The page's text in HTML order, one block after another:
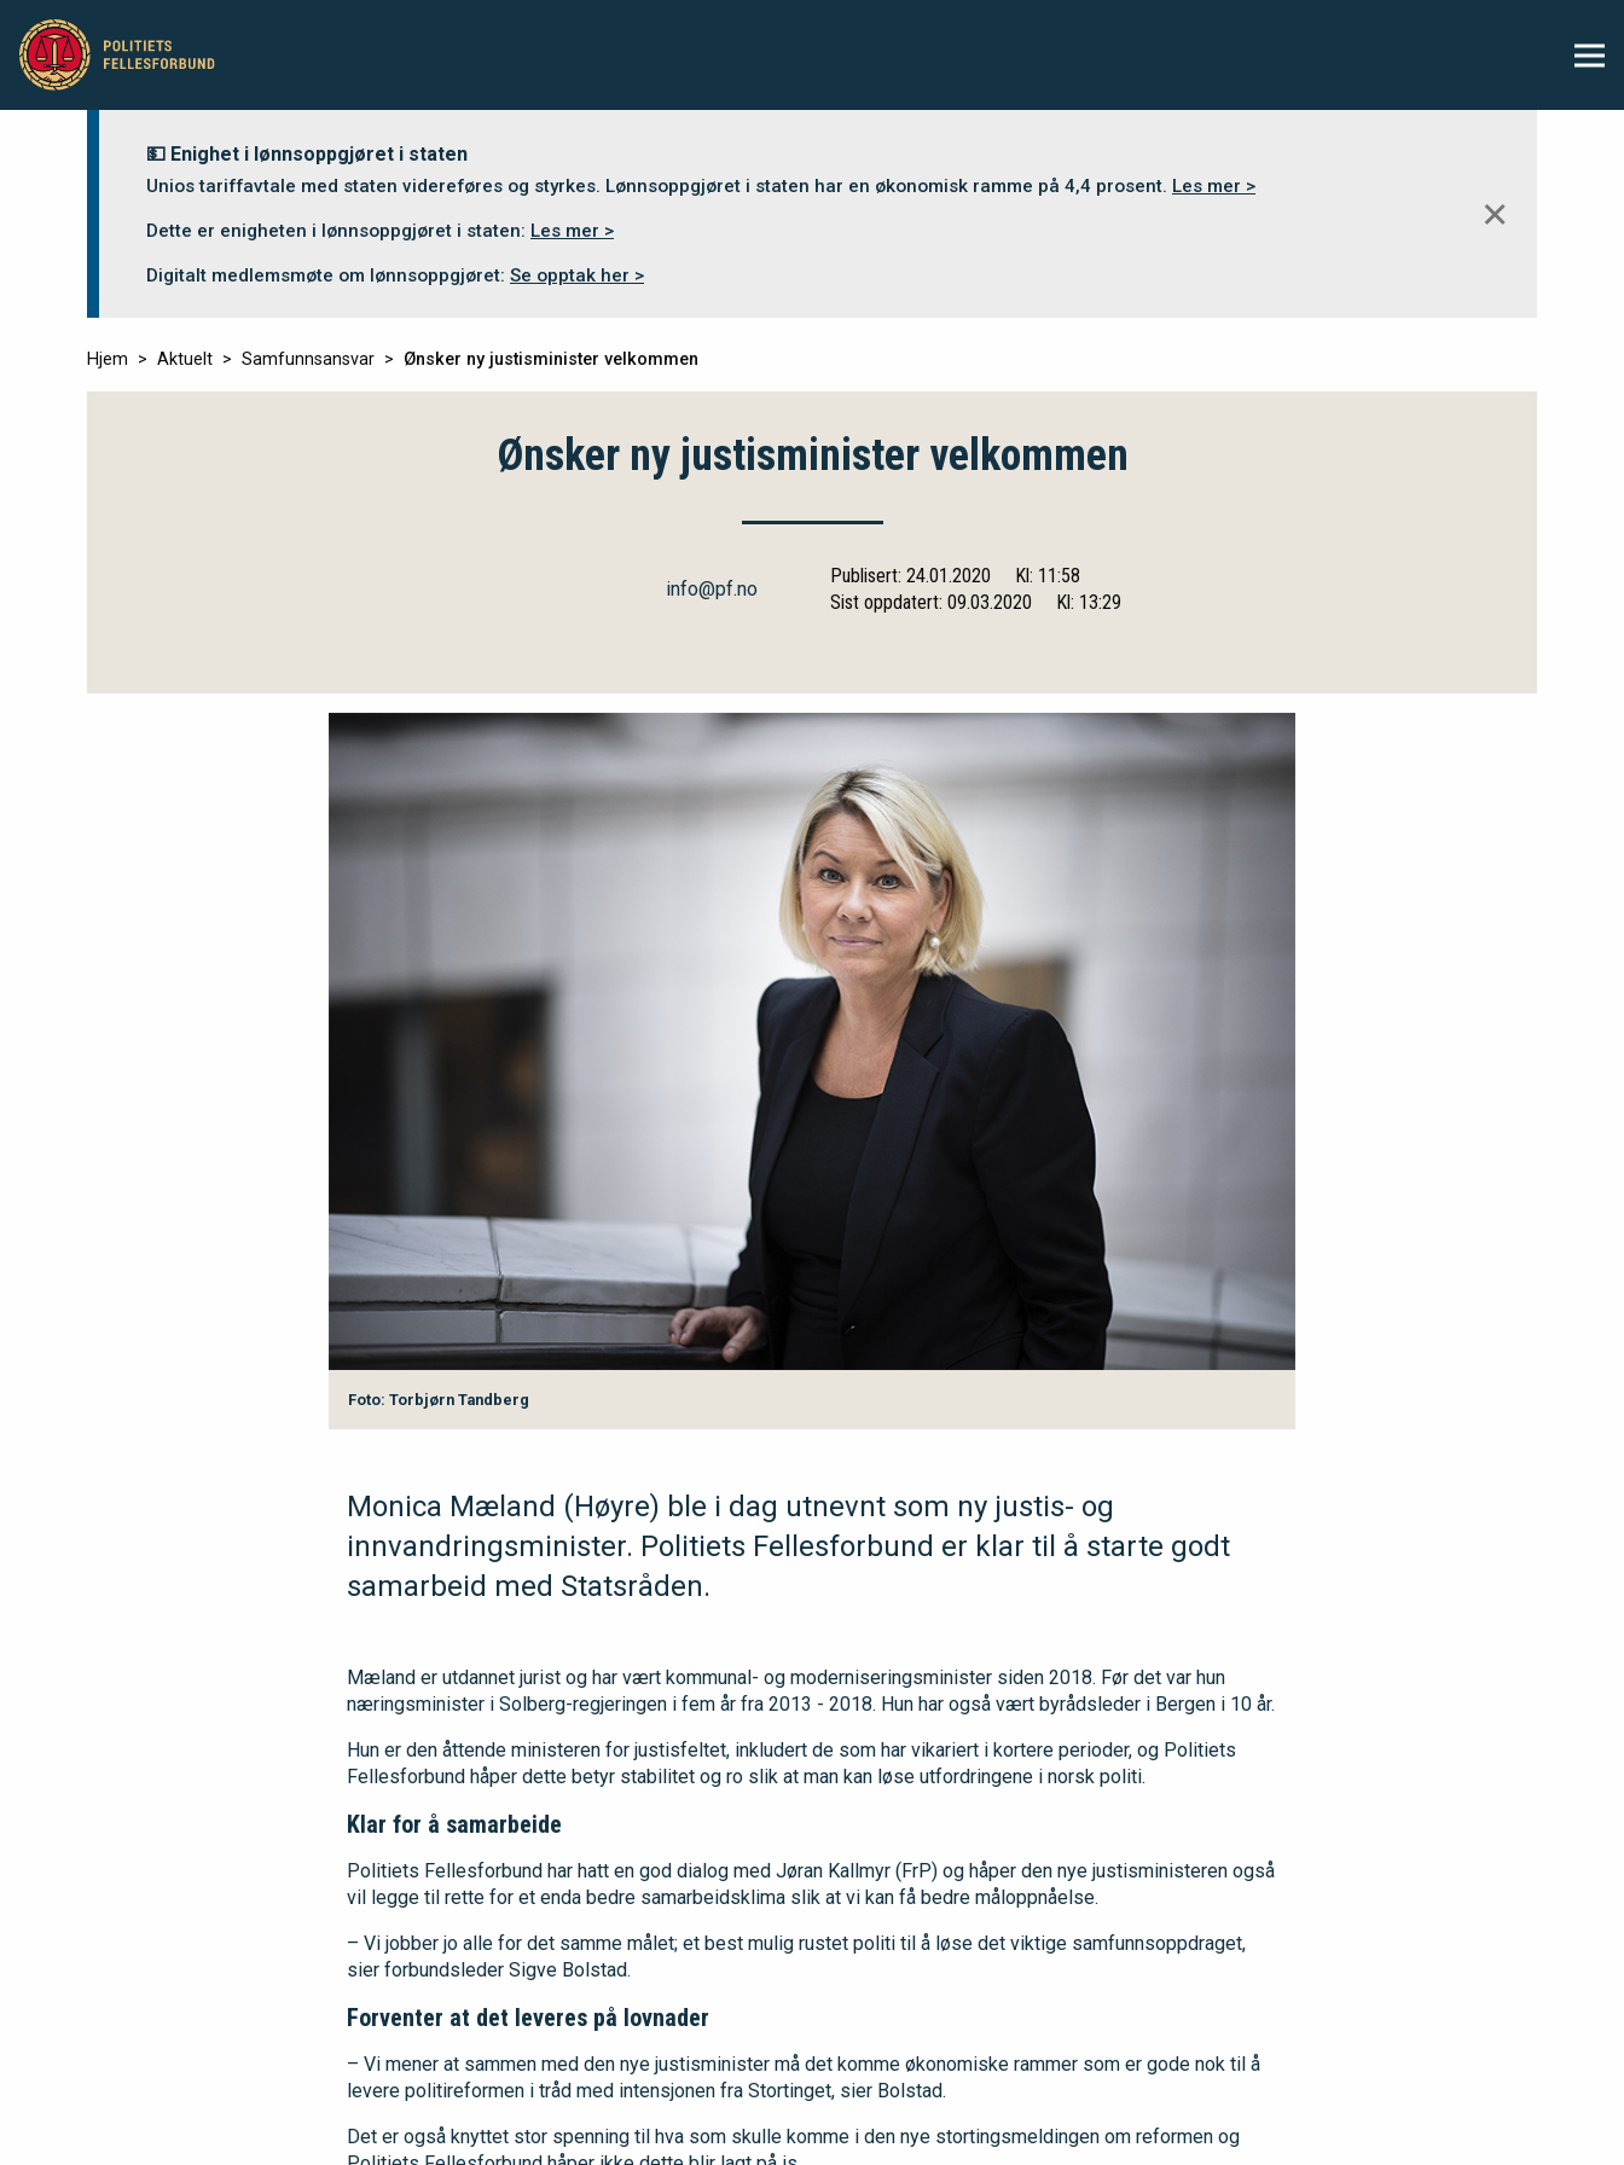
💵 Enighet i lønnsoppgjøret i staten
Unios tariffavtale med staten videreføres og styrkes. Lønnsoppgjøret i staten har en økonomisk ramme på 4,4 prosent. Les mer >
Dette er enigheten i lønnsoppgjøret i staten: Les mer >
Digitalt medlemsmøte om lønnsoppgjøret: Se opptak her >
✕
Hjem Aktuelt Samfunnsansvar Ønsker ny justisminister velkommen
Ønsker ny justisminister velkommen
info@pf.no
Publisert: 24.01.2020
Kl: 11:58
Sist oppdatert: 09.03.2020
Kl: 13:29
Foto: Torbjørn Tandberg
Monica Mæland (Høyre) ble i dag utnevnt som ny justis- og
innvandringsminister. Politiets Fellesforbund er klar til å starte godt
samarbeid med Statsråden.
Mæland er utdannet jurist og har vært kommunal- og moderniseringsminister siden 2018. Før det var hun
næringsminister i Solberg-regjeringen i fem år fra 2013 - 2018. Hun har også vært byrådsleder i Bergen i 10 år.
Hun er den åttende ministeren for justisfeltet, inkludert de som har vikariert i kortere perioder, og Politiets
Fellesforbund håper dette betyr stabilitet og ro slik at man kan løse utfordringene i norsk politi.
Klar for å samarbeide
Politiets Fellesforbund har hatt en god dialog med Jøran Kallmyr (FrP) og håper den nye justisministeren også
vil legge til rette for et enda bedre samarbeidsklima slik at vi kan få bedre måloppnåelse.
– Vi jobber jo alle for det samme målet; et best mulig rustet politi til å løse det viktige samfunnsoppdraget,
sier forbundsleder Sigve Bolstad.
Forventer at det leveres på lovnader
– Vi mener at sammen med den nye justisminister må det komme økonomiske rammer som er gode nok til å
levere politireformen i tråd med intensjonen fra Stortinget, sier Bolstad.
Det er også knyttet stor spenning til hva som skulle komme i den nye stortingsmeldingen om reformen og